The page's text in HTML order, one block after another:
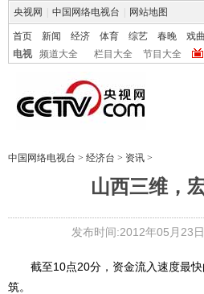
央视网 中国网络电视台 网站地图
首页 新闻 经济 体育 综艺 春晚 戏曲
电视
频道大全 栏目大全 节目大全
中国网络电视台 > 经济台 > 资讯 >
山西三维，
发布时间:2012年05月23
截至10点20分，资金流入速度最快
筑。